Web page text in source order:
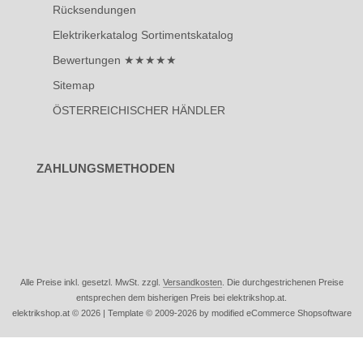
Rücksendungen
Elektrikerkatalog Sortimentskatalog
Bewertungen ★★★★★
Sitemap
ÖSTERREICHISCHER HÄNDLER
ZAHLUNGSMETHODEN
Alle Preise inkl. gesetzl. MwSt. zzgl. Versandkosten. Die durchgestrichenen Preise
entsprechen dem bisherigen Preis bei elektrikshop.at.
elektrikshop.at © 2026 | Template © 2009-2026 by modified eCommerce Shopsoftware